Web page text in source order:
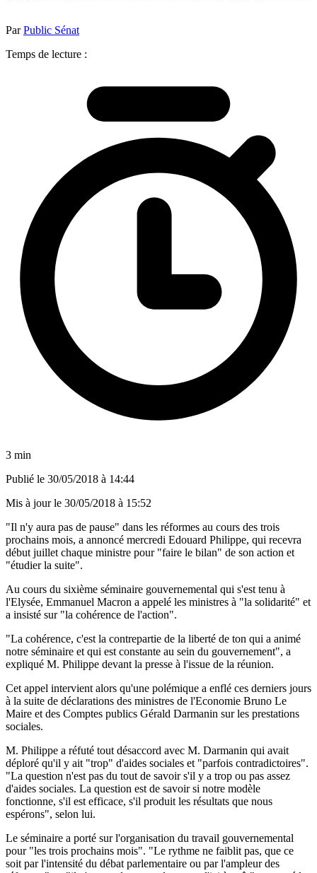
ParPublic Sénat
Temps de lecture :
3 min
Publié le 30/05/2018 à 14:44
Mis à jour le 30/05/2018 à 15:52
"Il n'y aura pas de pause" dans les réformes au cours des trois
prochains mois, a annoncé mercredi Edouard Philippe, qui recevra
début juillet chaque ministre pour "faire le bilan" de son action et
"étudier la suite".
Au cours du sixième séminaire gouvernemental qui s'est tenu à
l'Elysée, Emmanuel Macron a appelé les ministres à "la solidarité" et
a insisté sur "la cohérence de l'action".
"La cohérence, c'est la contrepartie de la liberté de ton qui a animé
notre séminaire et qui est constante au sein du gouvernement", a
expliqué M. Philippe devant la presse à l'issue de la réunion.
Cet appel intervient alors qu'une polémique a enflé ces derniers jours
à la suite de déclarations des ministres de l'Economie Bruno Le
Maire et des Comptes publics Gérald Darmanin sur les prestations
sociales.
M. Philippe a réfuté tout désaccord avec M. Darmanin qui avait
déploré qu'il y ait "trop" d'aides sociales et "parfois contradictoires".
"La question n'est pas du tout de savoir s'il y a trop ou pas assez
d'aides sociales. La question est de savoir si notre modèle
fonctionne, s'il est efficace, s'il produit les résultats que nous
espérons", selon lui.
Le séminaire a porté sur l'organisation du travail gouvernemental
pour "les trois prochains mois". "Le rythme ne faiblit pas, que ce
soit par l'intensité du débat parlementaire ou par l'ampleur des